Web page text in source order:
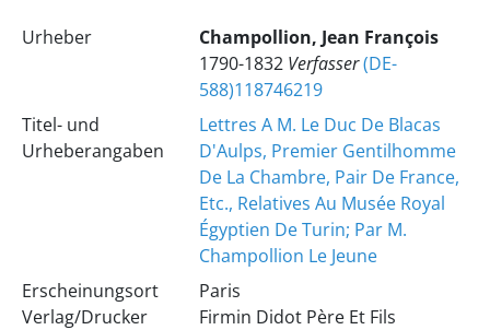
Urheber
Champollion, Jean François
1790-1832 Verfasser(DE-
588)118746219
Titel- und
Urheberangaben
Lettres A M. Le Duc De Blacas
D'Aulps, Premier Gentilhomme
De La Chambre, Pair De France,
Etc., Relatives Au Musée Royal
Égyptien De Turin; Par M.
Champollion Le Jeune
Erscheinungsort
Verlag/Drucker
Paris
Firmin Didot Père Et Fils